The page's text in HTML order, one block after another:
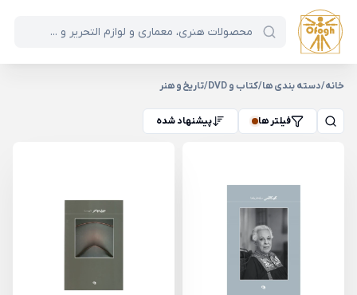
خانه/دسته بندی ها/کتاب و DVD /تاریخ و هنر
فیلتر ها پیشنهاد شده